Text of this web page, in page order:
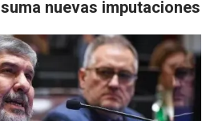
nuevas imputaciones